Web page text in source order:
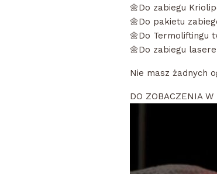
🌼Do zabiegu
🌼Do pakietu
🌼Do Termoliftingu
🌼Do zabiegu
Nie masz żadnych
DO ZOBACZENIA